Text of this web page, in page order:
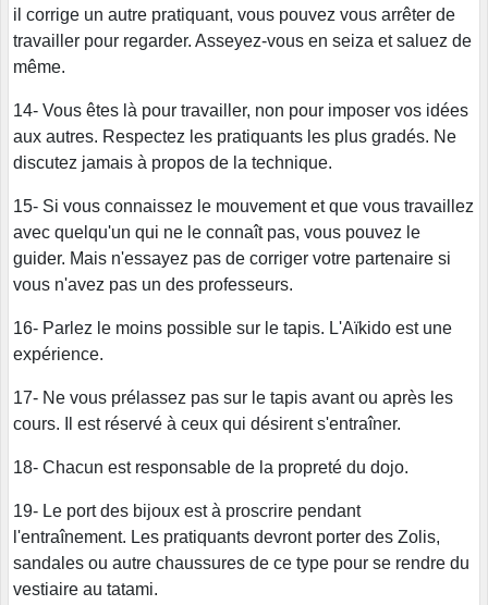
il corrige un autre pratiquant, vous pouvez vous arrêter de
travailler pour regarder. Asseyez-vous en seiza et saluez de
même.
14- Vous êtes là pour travailler, non pour imposer vos idées
aux autres. Respectez les pratiquants les plus gradés. Ne
discutez jamais à propos de la technique.
15- Si vous connaissez le mouvement et que vous travaillez
avec quelqu'un qui ne le connaît pas, vous pouvez le
guider. Mais n'essayez pas de corriger votre partenaire si
vous n'avez pas un des professeurs.
16- Parlez le moins possible sur le tapis. L'Aïkido est une
expérience.
17- Ne vous prélassez pas sur le tapis avant ou après les
cours. Il est réservé à ceux qui désirent s'entraîner.
18- Chacun est responsable de la propreté du dojo.
19- Le port des bijoux est à proscrire pendant
l'entraînement. Les pratiquants devront porter des Zolis,
sandales ou autre chaussures de ce type pour se rendre du
vestiaire au tatami.